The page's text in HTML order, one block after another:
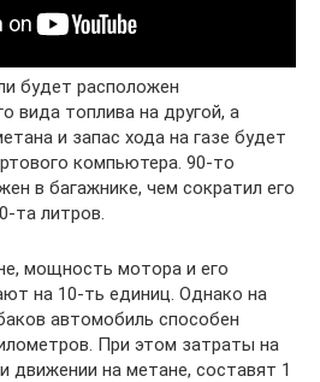
будет расположен
вида топлива на другой, а
и запас хода на газе будет
компьютера. 90-то
в багажнике, чем сократил его
та литров.
мощность мотора и его
на 10-ть единиц. Однако на
автомобиль способен
При этом затраты на
движении на метане, составят 1